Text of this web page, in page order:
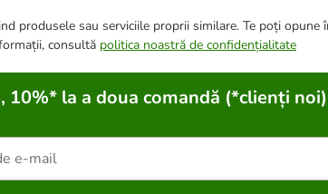
produsele sau serviciile proprii similare. Te poți
consultă politica noastră de confidențialitate
la a doua comandă (*clienți